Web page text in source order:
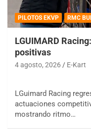
PILOTOS EKVP RMC
LGUIMARD
positivas
4 agosto, 2026 E-Kart
LGuimard Racing
actuaciones
mostrando ritmo…